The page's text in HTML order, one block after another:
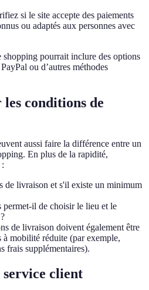
si le site accepte des paiements
ou adaptés aux personnes avec
pourrait inclure des options
ou d’autres méthodes
conditions de
aussi faire la différence entre un
En plus de la rapidité,
de livraison et s'il existe un minimum
permet-il de choisir le lieu et le
de livraison doivent également être
à mobilité réduite (par exemple,
frais supplémentaires).
service client